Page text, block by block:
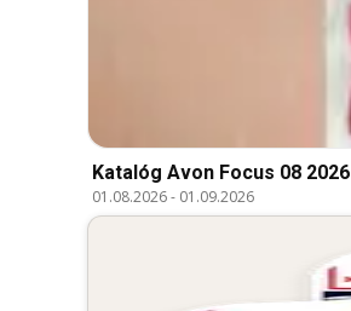
Katalóg Avon Focus 08 2026
01.08.2026- 01.09.2026